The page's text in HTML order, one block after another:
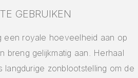
GEBRUIKEN
een royale hoeveelheid aan op
breng gelijkmatig aan. Herhaal
langdurige zonblootstelling om de